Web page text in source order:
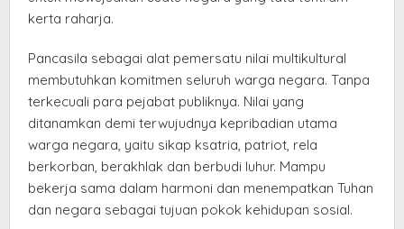
kerta raharja.
Pancasila sebagai alat pemersatu nilai multikultural
membutuhkan komitmen seluruh warga negara. Tanpa
terkecuali para pejabat publiknya. Nilai yang
ditanamkan demi terwujudnya kepribadian utama
warga negara, yaitu sikap ksatria, patriot, rela
berkorban, berakhlak dan berbudi luhur. Mampu
bekerja sama dalam harmoni dan menempatkan Tuhan
dan negara sebagai tujuan pokok kehidupan sosial.